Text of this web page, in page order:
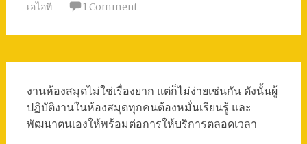
เอไอที
1 Comment
งานห้องสมุดไม่ใช่เรื่องยาก แต่ก็ไม่ง่ายเช่นกัน ดังนั้นผู้
ปฏิบัติงานในห้องสมุดทุกคนต้องหมั่นเรียนรู้ และ
พัฒนาตนเองให้พร้อมต่อการให้บริการตลอดเวลา